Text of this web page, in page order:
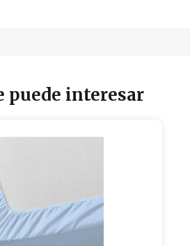
puede interesar